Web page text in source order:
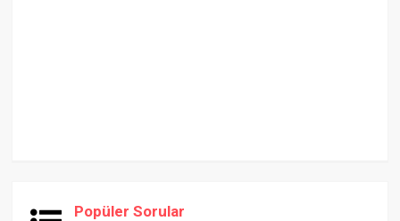
Popüler Sorular